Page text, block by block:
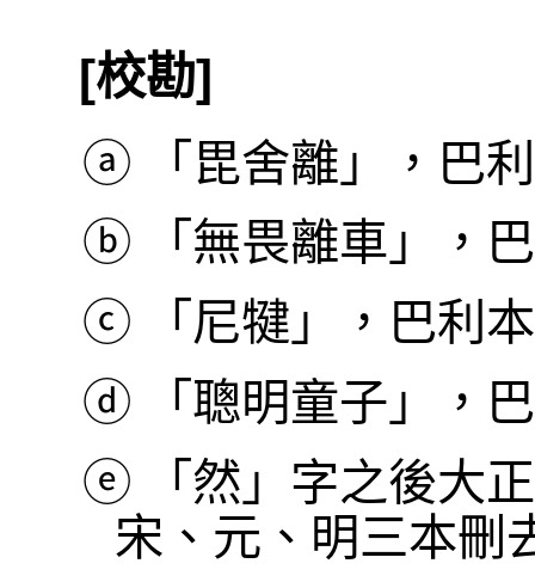
[校勘]
ⓐ
「毘舍離」，巴
ⓑ
「無畏離車」，
ⓒ
「尼犍」，巴利
ⓓ
「聰明童子」，
ⓔ
「然」字之後大
宋、元、明三本刪